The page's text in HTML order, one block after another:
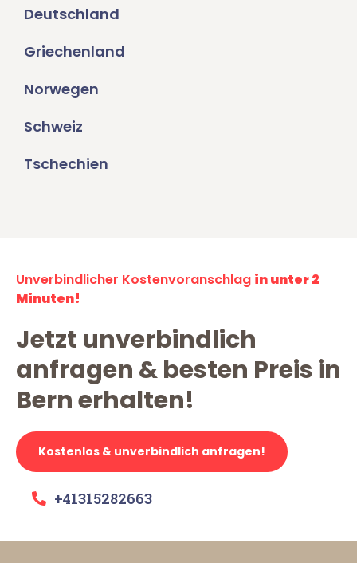
Deutschland
Griechenland
Norwegen
Schweiz
Tschechien
Unverbindlicher Kostenvoranschlag in unter 2
Minuten!
Jetzt unverbindlich
anfragen & besten Preis in
Bern erhalten!
Kostenlos & unverbindlich anfragen!
+41315282663